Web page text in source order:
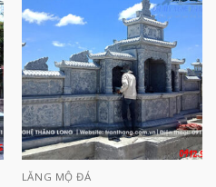
LĂNG MỘ ĐÁ